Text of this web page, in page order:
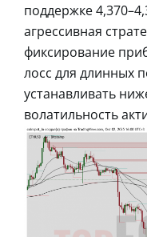
поддержке
агрессивная
фиксирование
лосс для длинных
устанавливать
волатильность